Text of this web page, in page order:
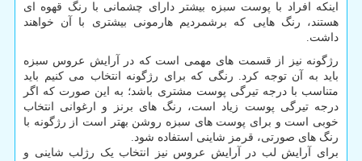
اینکه افراد با پوست سبزه بیشتر دارای چشمانی با رنگ قهوه ای
هستند، رنگ هایی که برشمردیم هارمونی بیشتری با آن خواهند
داشت.
رژگونه نیز از قسمت های مهمی است که در آرایش عروس سبزه
باید به آن توجه کرد. رنگی که برای رژگونه انتخاب می کنیم باید
متناسب با درجه تیرگی پوست مشتری باشد؛ به این صورت که اگر
درجه تیرگی پوست زیاد است، رنگ های برنز و ارغوانی انتخاب
خوبی است و برای پوست های سبزه روشن بهتر است از رژگونه با
رنگ های صورتی، قرمز شاینی استفاده شود.
برای آرایش لب در آرایش عروس نیز انتخاب یک رژلب شاینی و